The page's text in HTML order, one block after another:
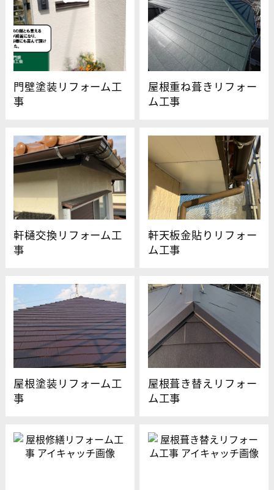
門壁塗装リフォーム工
事
屋根重ね葺きリフォー
ム工事
軒樋交換リフォーム工
事
軒天板金貼りリフォー
ム工事
屋根塗装リフォーム工
事
屋根葺き替えリフォー
ム工事